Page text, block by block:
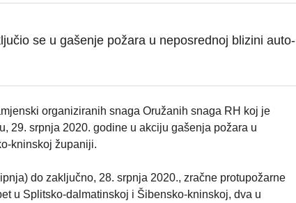
se u gašenje požara u neposrednoj blizini auto-
organiziranih snaga Oružanih snaga RH koj je
29. srpnja 2020. godine u akciju gašenja požara u
kninskoj županiji.
do zaključno, 28. srpnja 2020., zračne protupožarne
u Splitsko-dalmatinskoj i Šibensko-kninskoj, dva u